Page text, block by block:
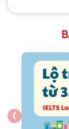
❮